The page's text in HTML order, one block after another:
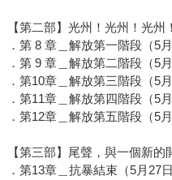
【第二部】光州！光州！光州！
．第 8 章＿解放第一階段（5
．第 9 章＿解放第二階段（5
．第10章＿解放第三階段（5
．第11章＿解放第四階段（5
．第12章＿解放第五階段（5
【第三部】尾聲，與一個新的
．第13章＿抗暴結束（5月27